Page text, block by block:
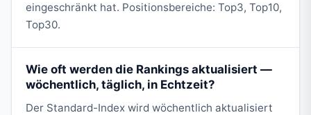
eingeschränkt hat. Positionsbereiche: Top3, Top10,
Top30.
Wie oft werden die Rankings aktualisiert —
wöchentlich, täglich, in Echtzeit?
Der Standard-Index wird wöchentlich aktualisiert